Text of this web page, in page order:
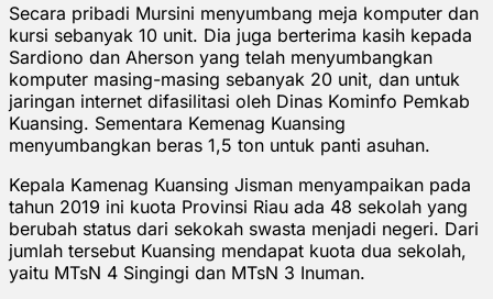
Secara pribadi Mursini menyumbang meja komputer dan
kursi sebanyak 10 unit. Dia juga berterima kasih kepada
Sardiono dan Aherson yang telah menyumbangkan
komputer masing-masing sebanyak 20 unit, dan untuk
jaringan internet difasilitasi oleh Dinas Kominfo Pemkab
Kuansing. Sementara Kemenag Kuansing
menyumbangkan beras 1,5 ton untuk panti asuhan.
Kepala Kamenag Kuansing Jisman menyampaikan pada
tahun 2019 ini kuota Provinsi Riau ada 48 sekolah yang
berubah status dari sekokah swasta menjadi negeri. Dari
jumlah tersebut Kuansing mendapat kuota dua sekolah,
yaitu MTsN 4 Singingi dan MTsN 3 Inuman.